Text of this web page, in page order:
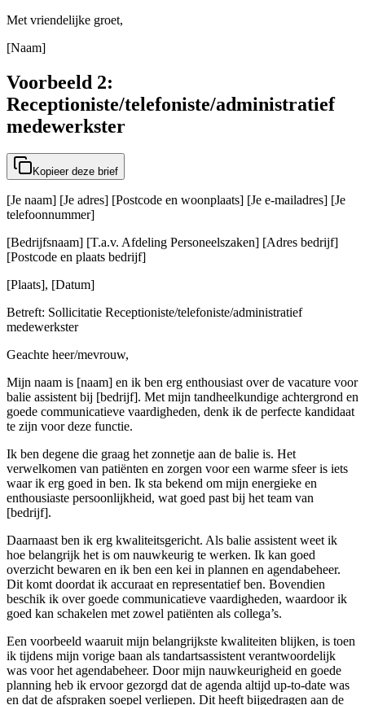
Met vriendelijke groet,
[Naam]
Voorbeeld 2:
Receptioniste/telefoniste/administratief
medewerkster
Kopieer deze brief
[Je naam] [Je adres] [Postcode en woonplaats] [Je e-mailadres] [Je
telefoonnummer]
[Bedrijfsnaam] [T.a.v. Afdeling Personeelszaken] [Adres bedrijf]
[Postcode en plaats bedrijf]
[Plaats], [Datum]
Betreft: Sollicitatie Receptioniste/telefoniste/administratief
medewerkster
Geachte heer/mevrouw,
Mijn naam is [naam] en ik ben erg enthousiast over de vacature voor
balie assistent bij [bedrijf]. Met mijn tandheelkundige achtergrond en
goede communicatieve vaardigheden, denk ik de perfecte kandidaat
te zijn voor deze functie.
Ik ben degene die graag het zonnetje aan de balie is. Het
verwelkomen van patiënten en zorgen voor een warme sfeer is iets
waar ik erg goed in ben. Ik sta bekend om mijn energieke en
enthousiaste persoonlijkheid, wat goed past bij het team van
[bedrijf].
Daarnaast ben ik erg kwaliteitsgericht. Als balie assistent weet ik
hoe belangrijk het is om nauwkeurig te werken. Ik kan goed
overzicht bewaren en ik ben een kei in plannen en agendabeheer.
Dit komt doordat ik accuraat en representatief ben. Bovendien
beschik ik over goede communicatieve vaardigheden, waardoor ik
goed kan schakelen met zowel patiënten als collega’s.
Een voorbeeld waaruit mijn belangrijkste kwaliteiten blijken, is toen
ik tijdens mijn vorige baan als tandartsassistent verantwoordelijk
was voor het agendabeheer. Door mijn nauwkeurigheid en goede
planning heb ik ervoor gezorgd dat de agenda altijd up-to-date was
en dat de afspraken soepel verliepen. Dit heeft bijgedragen aan de